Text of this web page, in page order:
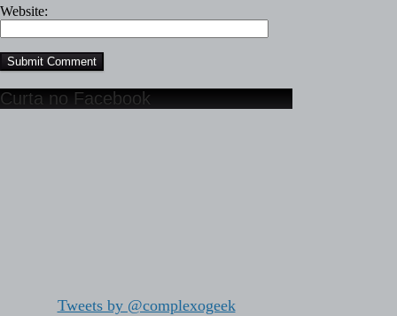
Website:
Curta no Facebook
Tweets by @complexogeek